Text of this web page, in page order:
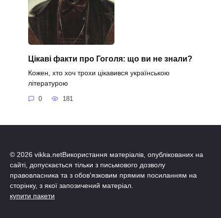
Цікаві факти про Гоголя: що ви не знали?
Кожен, хто хоч трохи цікавився українською
літературою
0 181
© 2026 vikka.netВикористання матеріалів, опублікованих на
сайті, допускається тільки з письмового дозволу
правовласника та з обов'язковим прямим посиланням на
сторінку, з якої запозичений матеріал.
купити пакети